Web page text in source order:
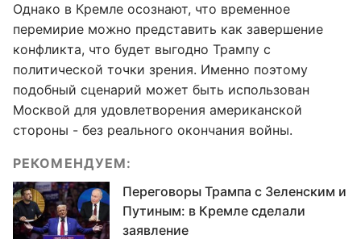
Однако в Кремле осознают, что временное
перемирие можно представить как завершение
конфликта, что будет выгодно Трампу с
политической точки зрения. Именно поэтому
подобный сценарий может быть использован
Москвой для удовлетворения американской
стороны - без реального окончания войны.
РЕКОМЕНДУЕМ:
Переговоры Трампа с Зеленским и
Путиным: в Кремле сделали
заявление